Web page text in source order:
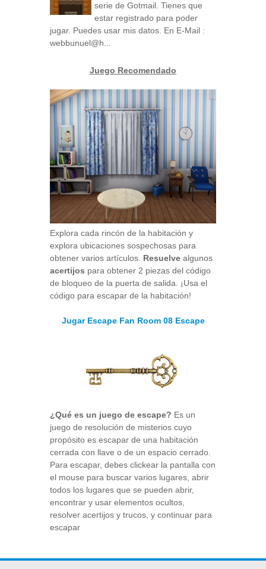
serie de Gotmail. Tienes que
estar registrado para poder
jugar. Puedes usar mis datos. En E-Mail :
webbunuel@h...
Juego Recomendado
Explora cada rincón de la habitación y
explora ubicaciones sospechosas para
obtener varios artículos. Resuelve algunos
acertijos para obtener 2 piezas del código
de bloqueo de la puerta de salida. ¡Usa el
código para escapar de la habitación!
Jugar Escape Fan Room 08 Escape
¿Qué es un juego de escape? Es un
juego de resolución de misterios cuyo
propósito es escapar de una habitación
cerrada con llave o de un espacio cerrado.
Para escapar, debes clickear la pantalla con
el mouse para buscar varios lugares, abrir
todos los lugares que se pueden abrir,
encontrar y usar elementos ocultos,
resolver acertijos y trucos, y continuar para
escapar